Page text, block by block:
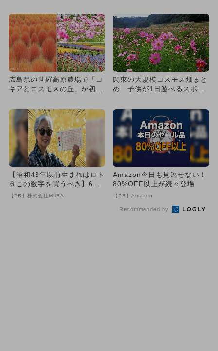
場
広島県の世羅高原農場で「コ
キアとコスモスの丘」が初開
関東の大規模コスモス畑まと
め 子供が1日遊べるスポッ
【昭和43年以前生まれはロト
６この数字を買うべき】6つ
の数字が「完全一致」する
【PR】株式会社MURA
Amazon今日も見逃せない！
80%OFF以上が続々登場
【PR】Amazon
Recommended by